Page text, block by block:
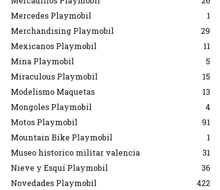
Mercedes Playmobil
1
Merchandising Playmobil
29
Mexicanos Playmobil
11
Mina Playmobil
5
Miraculous Playmobil
15
Modelismo Maquetas
13
Mongoles Playmobil
4
Motos Playmobil
91
Mountain Bike Playmobil
1
Museo historico militar valencia
31
Nieve y Esquí Playmobil
36
Novedades Playmobil
422